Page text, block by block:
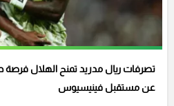
تصرفات ريال مدريد تمنح الهلال
عن مستقبل فينيسيوس